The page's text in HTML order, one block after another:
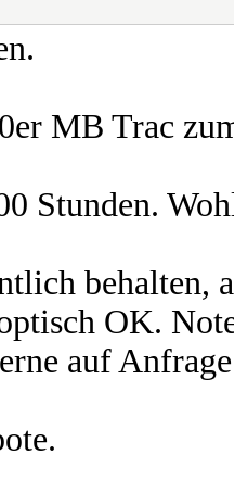
MB Trac
Stunden.
behalten,
OK.
auf